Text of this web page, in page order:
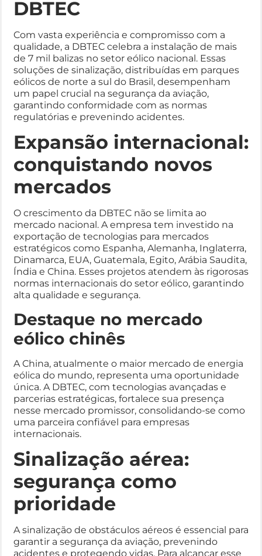
DBTEC
Com vasta experiência e compromisso com a
qualidade, a DBTEC celebra a instalação de mais
de 7 mil balizas no setor eólico nacional. Essas
soluções de sinalização, distribuídas em parques
eólicos de norte a sul do Brasil, desempenham
um papel crucial na segurança da aviação,
garantindo conformidade com as normas
regulatórias e prevenindo acidentes.
Expansão internacional:
conquistando novos
mercados
O crescimento da DBTEC não se limita ao
mercado nacional. A empresa tem investido na
exportação de tecnologias para mercados
estratégicos como Espanha, Alemanha, Inglaterra,
Dinamarca, EUA, Guatemala, Egito, Arábia Saudita,
Índia e China. Esses projetos atendem às rigorosas
normas internacionais do setor eólico, garantindo
alta qualidade e segurança.
Destaque no mercado
eólico chinês
A China, atualmente o maior mercado de energia
eólica do mundo, representa uma oportunidade
única. A DBTEC, com tecnologias avançadas e
parcerias estratégicas, fortalece sua presença
nesse mercado promissor, consolidando-se como
uma parceira confiável para empresas
internacionais.
Sinalização aérea:
segurança como
prioridade
A sinalização de obstáculos aéreos é essencial para
garantir a segurança da aviação, prevenindo
acidentes e protegendo vidas. Para alcançar esse